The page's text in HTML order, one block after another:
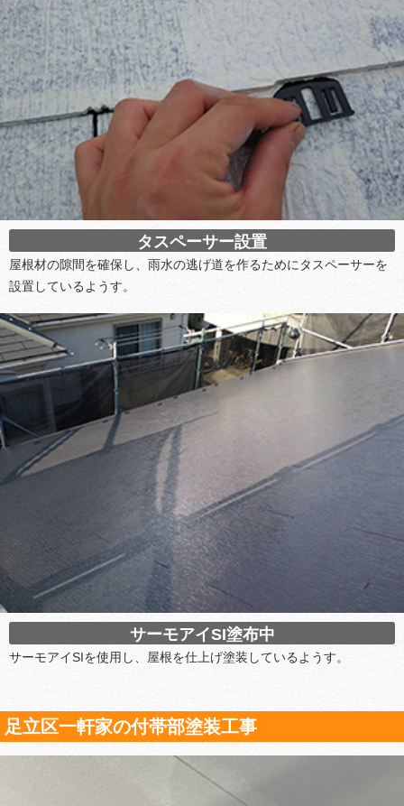
タスペーサー設置
屋根材の隙間を確保し、雨水の逃げ道を作るためにタスペーサーを
設置しているようす。
サーモアイSI塗布中
サーモアイSIを使用し、屋根を仕上げ塗装しているようす。
足立区一軒家の付帯部塗装工事